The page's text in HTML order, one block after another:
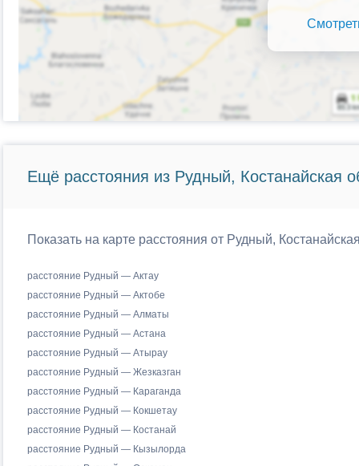
Ещё расстояния из Рудный, Костанайская
Показать на карте расстояния от Рудный,
расстояние Рудный — Актау
расстояние Рудный — Актобе
расстояние Рудный — Алматы
расстояние Рудный — Астана
расстояние Рудный — Атырау
расстояние Рудный — Жезказган
расстояние Рудный — Караганда
расстояние Рудный — Кокшетау
расстояние Рудный — Костанай
расстояние Рудный — Кызылорда